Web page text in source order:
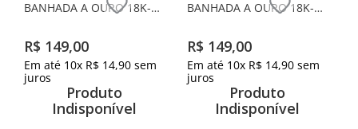
Avise-me Avise-me
QUEM VIU, VIU TAMBÉM